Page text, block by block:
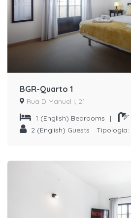
BGR-Quarto 1
Rua D Manuel I, 21
1 (English) Bedrooms |
2 (English) Guests Tipología: